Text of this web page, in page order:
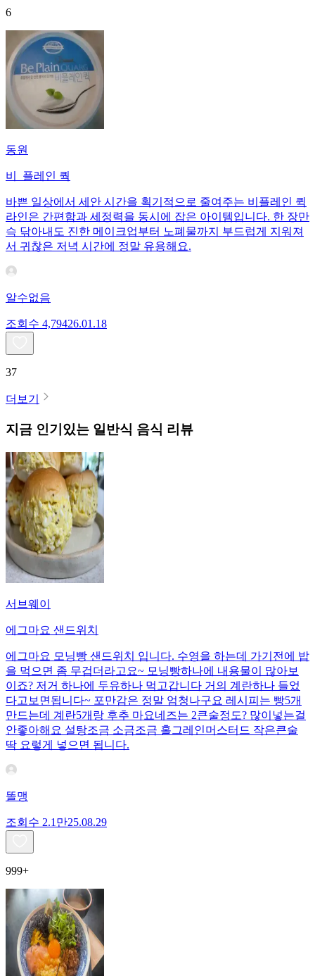
6
동원
비_플레인 쿽
바쁜 일상에서 세안 시간을 획기적으로 줄여주는 비플레인 퀵
라인은 간편함과 세정력을 동시에 잡은 아이템입니다. 한 장만
슥 닦아내도 진한 메이크업부터 노폐물까지 부드럽게 지워져
서 귀찮은 저녁 시간에 정말 유용해요.
알수없음
조회수 4,79426.01.18
37
더보기
지금 인기있는 일반식 음식 리뷰
서브웨이
에그마요 샌드위치
에그마요 모닝빵 샌드위치 입니다. 수영을 하는데 가기전에 밥
을 먹으면 좀 무겁더라고요~ 모닝빵하나에 내용물이 많아보
이죠? 저거 하나에 두유하나 먹고갑니다 거의 계란하나 들었
다고보면됩니다~ 포만감은 정말 엄청나구요 레시피는 빵5개
만드는데 계란5개랑 후추 마요네즈는 2큰술정도? 많이넣는걸
안좋아해요 설탕조금 소금조금 홀그레인머스터드 작은큰술
딱 요렇게 넣으면 됩니다.
똘맹
조회수 2.1만25.08.29
999+